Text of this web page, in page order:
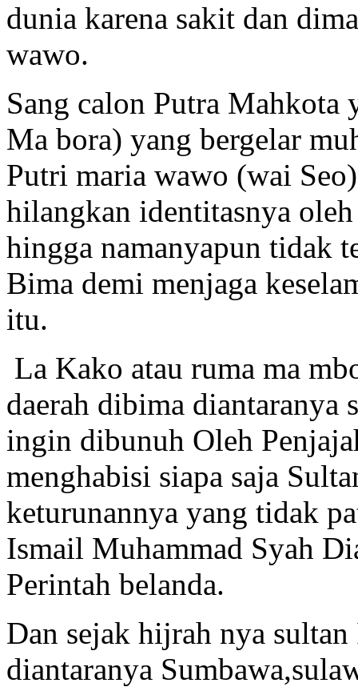
dunia karena sakit dan
wawo.
Sang calon Putra
Ma bora) yang bergelar
Putri maria wawo (wai
hilangkan identitasnya
hingga namanyapun tidak
Bima demi menjaga
itu.
La Kako atau ruma ma
daerah dibima diantaranya
ingin dibunuh Oleh
menghabisi siapa saja
keturunannya yang tidak
Ismail Muhammad Syah
Perintah belanda.
Dan sejak hijrah nya
diantaranya